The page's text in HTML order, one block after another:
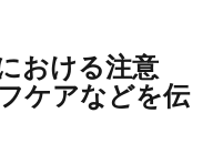
おける注意
ケアなどを伝